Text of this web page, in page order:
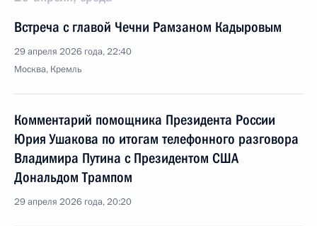
Встреча с главой Чечни Рамзаном Кадыровым
29 апреля 2026 года, 22:40
Москва, Кремль
Комментарий помощника Президента России
Юрия Ушакова по итогам телефонного разговора
Владимира Путина с Президентом США
Дональдом Трампом
29 апреля 2026 года, 20:20